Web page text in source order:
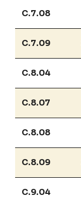
C.7.08
C.7.09
C.8.04
C.8.07
C.8.08
C.8.09
C.9.04